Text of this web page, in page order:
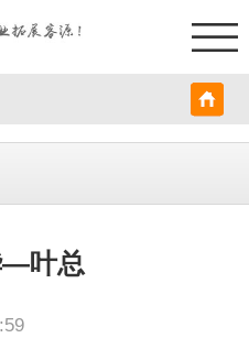
—叶总